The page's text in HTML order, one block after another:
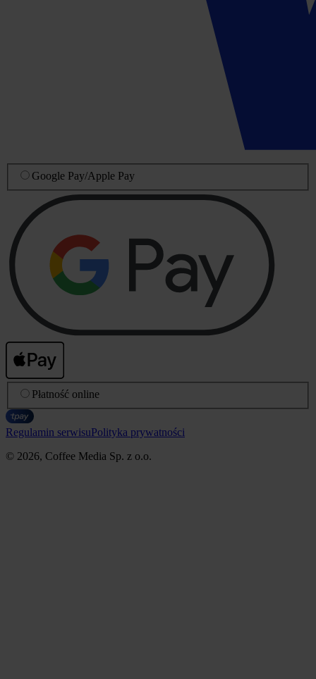
Google Pay/Apple Pay
Płatność online
Regulamin serwisuPolityka prywatności
© 2026, Coffee Media Sp. z o.o.